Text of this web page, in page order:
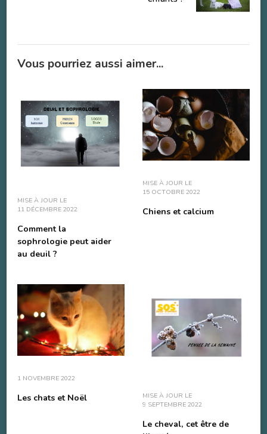
Vous pourriez aussi aimer...
MISE À JOUR LE
11 DÉCEMBRE 2022
Comment la
sophrologie peut aider
au deuil ?
MISE À JOUR LE
15 OCTOBRE 2022
Chiens et calcium
1 NOVEMBRE 2022
Les chats et Noël
MISE À JOUR LE
9 SEPTEMBRE 2022
Le cheval, cet être de